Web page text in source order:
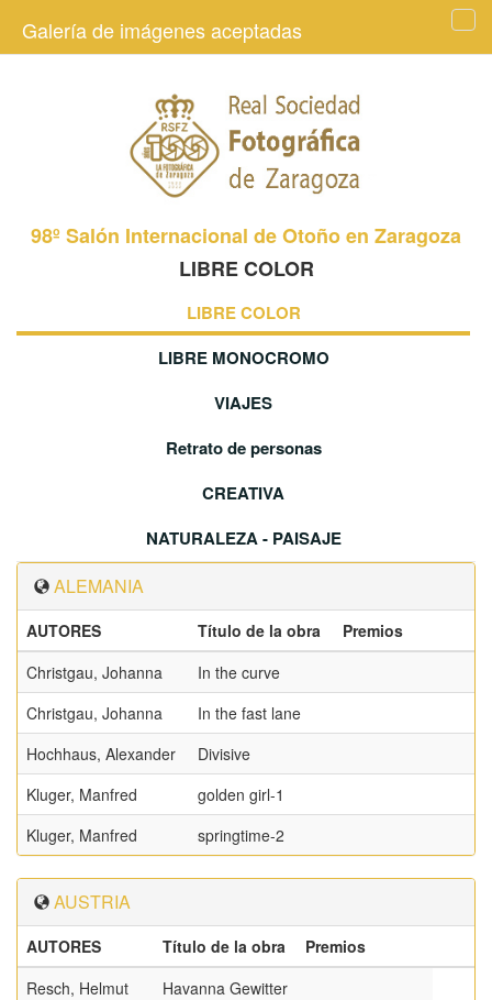
Galería de imágenes aceptadas
98º Salón Internacional de Otoño en Zaragoza
LIBRE COLOR
LIBRE COLOR
LIBRE MONOCROMO
VIAJES
Retrato de personas
CREATIVA
NATURALEZA - PAISAJE
ALEMANIA
AUTORES Título de la obra
Premios
Christgau, Johanna
In the curve
Christgau, Johanna
In the fast lane
Hochhaus, Alexander
Divisive
Kluger, Manfred
golden girl-1
Kluger, Manfred
springtime-2
AUSTRIA
AUTORES Título de la obra
Premios
Resch, Helmut
Havanna Gewitter